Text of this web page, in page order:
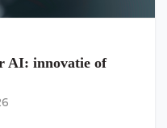
AI: innovatie of